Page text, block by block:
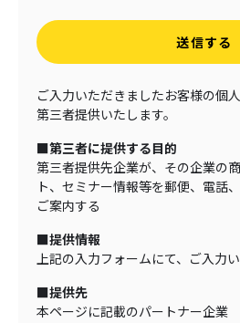
送信する
ご入力いただきましたお客様の個
第三者提供いたします。
■第三者に提供する目的
第三者提供先企業が、その企業の
ト、セミナー情報等を郵便、電話
ご案内する
■提供情報
上記の入力フォームにて、ご入力
■提供先
本ページに記載のパートナー企業